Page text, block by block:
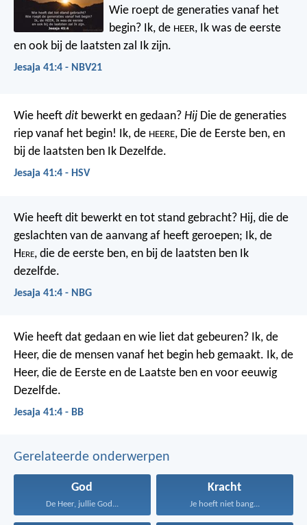
Wie roept de generaties vanaf het
begin? Ik, de HEER, Ik was de eerste
en ook bij de laatsten zal Ik zijn.
Jesaja 41:4 - NBV21
Wie heeft dit bewerkt en gedaan? Hij Die de generaties
riep vanaf het begin! Ik, de HEERE, Die de Eerste ben, en
bij de laatsten ben Ik Dezelfde.
Jesaja 41:4 - HSV
Wie heeft dit bewerkt en tot stand gebracht? Hij, die de
geslachten van de aanvang af heeft geroepen; Ik, de
Here, die de eerste ben, en bij de laatsten ben Ik
dezelfde.
Jesaja 41:4 - NBG
Wie heeft dat gedaan en wie liet dat gebeuren? Ik, de
Heer, die de mensen vanaf het begin heb gemaakt. Ik, de
Heer, die de Eerste en de Laatste ben en voor eeuwig
Dezelfde.
Jesaja 41:4 - BB
Gerelateerde onderwerpen
God
De Heer, jullie God...
Kracht
Je hoeft niet bang...